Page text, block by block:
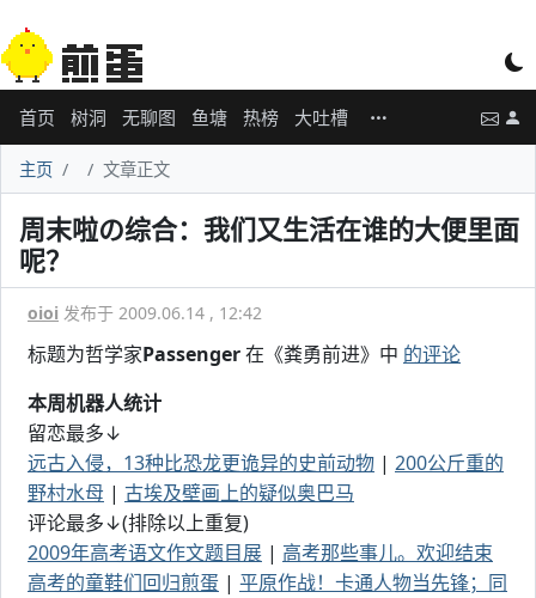
首页 树洞 无聊图 鱼塘 热榜 大吐槽
主页 文章正文
周末啦の综合：我们又生活在谁的大便里面
呢？
oioi 发布于 2009.06.14 , 12:42
标题为哲学家Passenger在《粪勇前进》中 的评论
本周机器人统计
留恋最多↓
远古入侵，13种比恐龙更诡异的史前动物 | 200公斤重的
野村水母 | 古埃及壁画上的疑似奥巴马
评论最多↓(排除以上重复)
2009年高考语文作文题目展 | 高考那些事儿。欢迎结束
高考的童鞋们回归煎蛋 | 平原作战！卡通人物当先锋；同